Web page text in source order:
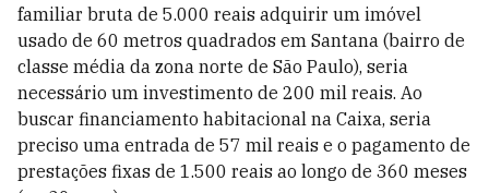
familiar bruta de 5.000 reais adquirir um imóvel
usado de 60 metros quadrados em Santana (bairro de
classe média da zona norte de São Paulo), seria
necessário um investimento de 200 mil reais. Ao
buscar financiamento habitacional na Caixa, seria
preciso uma entrada de 57 mil reais e o pagamento de
prestações fixas de 1.500 reais ao longo de 360 meses